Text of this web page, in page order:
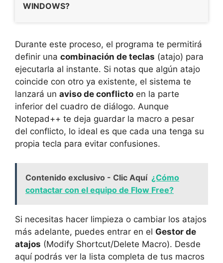
WINDOWS?
Durante este proceso, el programa te permitirá
definir una combinación de teclas (atajo) para
ejecutarla al instante. Si notas que algún atajo
coincide con otro ya existente, el sistema te
lanzará un aviso de conflicto en la parte
inferior del cuadro de diálogo. Aunque
Notepad++ te deja guardar la macro a pesar
del conflicto, lo ideal es que cada una tenga su
propia tecla para evitar confusiones.
Contenido exclusivo - Clic Aquí ¿Cómo
contactar con el equipo de Flow Free?
Si necesitas hacer limpieza o cambiar los atajos
más adelante, puedes entrar en el Gestor de
atajos (Modify Shortcut/Delete Macro). Desde
aquí podrás ver la lista completa de tus macros